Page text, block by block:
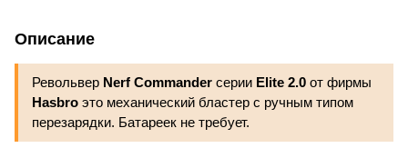
Описание
Револьвер Nerf Commander серии Elite 2.0 от фирмы
Hasbro это механический бластер с ручным типом
перезарядки. Батареек не требует.